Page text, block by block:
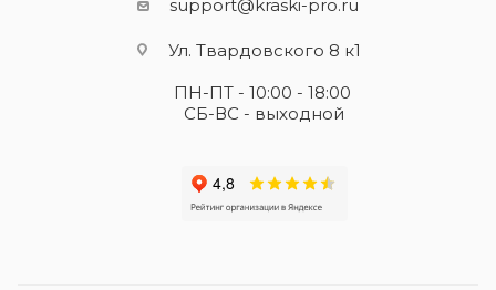
support@kraski-pro.ru
Ул. Твардовского 8 к1
ПН-ПТ - 10:00 - 18:00
СБ-ВС - выходной